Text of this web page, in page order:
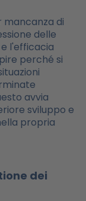
di
delle
l'efficacia
perché si
avvia
sviluppo e
propria
dei